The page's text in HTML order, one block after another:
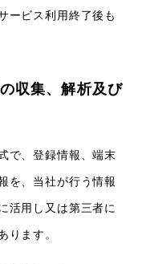
ービス利用終了後も
収集、解析及び
で、登録情報、端末
を、当社が行う情報
活用し又は第三者に
ります。